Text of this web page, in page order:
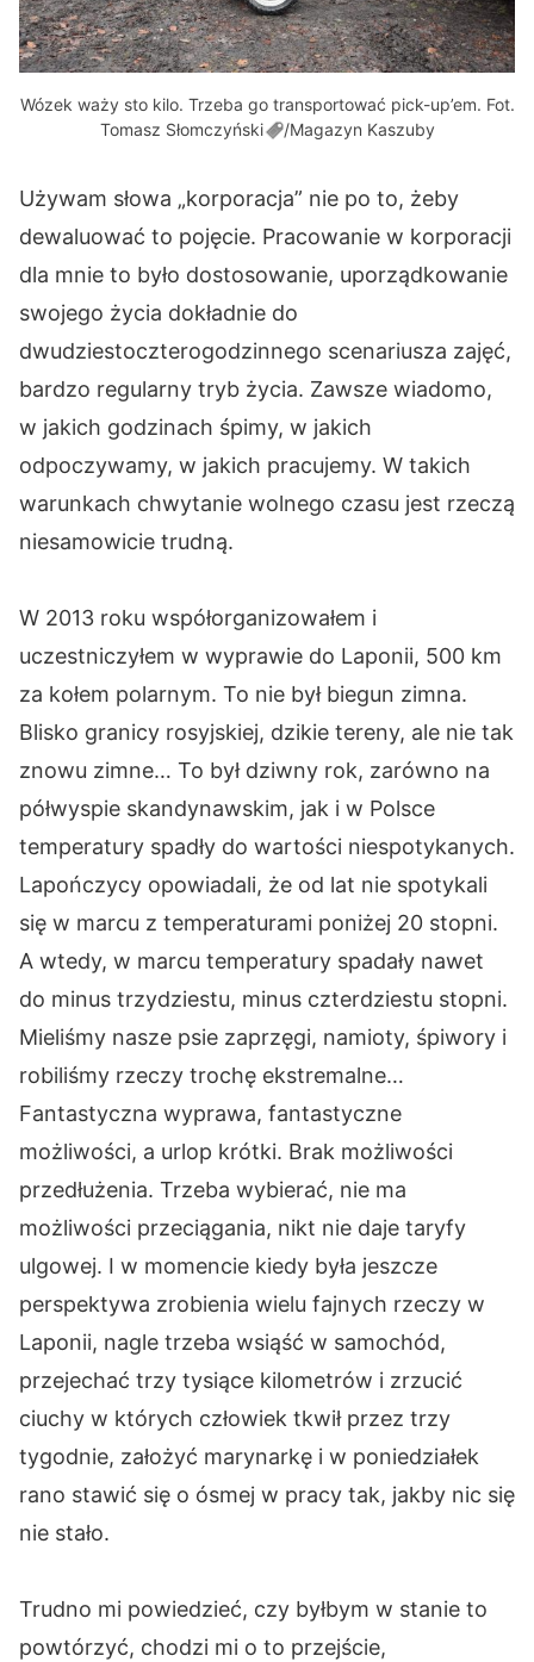
Wózek waży sto kilo. Trzeba go transportować pick-up’em. Fot.
Tomasz Słomczyński /Magazyn Kaszuby
Używam słowa „korporacja” nie po to, żeby
dewaluować to pojęcie. Pracowanie w korporacji
dla mnie to było dostosowanie, uporządkowanie
swojego życia dokładnie do
dwudziestoczterogodzinnego scenariusza zajęć,
bardzo regularny tryb życia. Zawsze wiadomo,
w jakich godzinach śpimy, w jakich
odpoczywamy, w jakich pracujemy. W takich
warunkach chwytanie wolnego czasu jest rzeczą
niesamowicie trudną.
W 2013 roku współorganizowałem i
uczestniczyłem w wyprawie do Laponii, 500 km
za kołem polarnym. To nie był biegun zimna.
Blisko granicy rosyjskiej, dzikie tereny, ale nie tak
znowu zimne… To był dziwny rok, zarówno na
półwyspie skandynawskim, jak i w Polsce
temperatury spadły do wartości niespotykanych.
Lapończycy opowiadali, że od lat nie spotykali
się w marcu z temperaturami poniżej 20 stopni.
A wtedy, w marcu temperatury spadały nawet
do minus trzydziestu, minus czterdziestu stopni.
Mieliśmy nasze psie zaprzęgi, namioty, śpiwory i
robiliśmy rzeczy trochę ekstremalne…
Fantastyczna wyprawa, fantastyczne
możliwości, a urlop krótki. Brak możliwości
przedłużenia. Trzeba wybierać, nie ma
możliwości przeciągania, nikt nie daje taryfy
ulgowej. I w momencie kiedy była jeszcze
perspektywa zrobienia wielu fajnych rzeczy w
Laponii, nagle trzeba wsiąść w samochód,
przejechać trzy tysiące kilometrów i zrzucić
ciuchy w których człowiek tkwił przez trzy
tygodnie, założyć marynarkę i w poniedziałek
rano stawić się o ósmej w pracy tak, jakby nic się
nie stało.
Trudno mi powiedzieć, czy byłbym w stanie to
powtórzyć, chodzi mi o to przejście,